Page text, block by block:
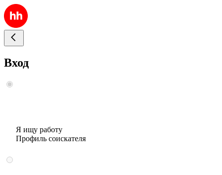
Вход
Я ищу работу
Профиль соискателя